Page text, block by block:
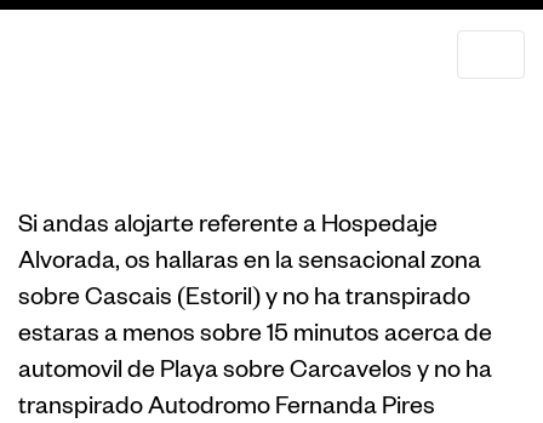
Si andas alojarte referente a Hospedaje
Alvorada, os hallaras en la sensacional zona
sobre Cascais (Estoril) y no ha transpirado
estaras a menos sobre 15 minutos acerca de
automovil de Playa sobre Carcavelos y no ha
transpirado Autodromo Fernanda Pires